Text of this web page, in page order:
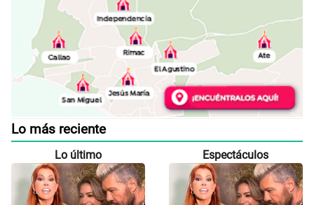
Lo más reciente
Lo último Espectáculos